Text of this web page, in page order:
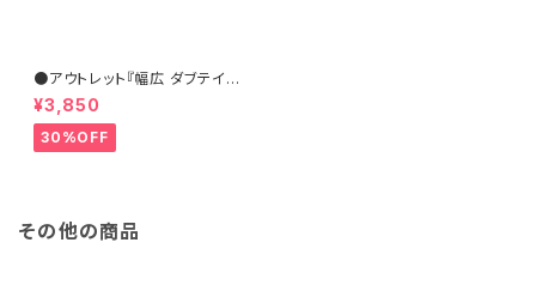
●アウトレット『幅広 ダブテイル
スクレーパー 31×6.5mm』【ST
ARTER】ターニングツール ハイ
ス鋼 旋盤用刃物 ウッドターニン
グ 訳あり
¥3,850
30%OFF
その他の商品